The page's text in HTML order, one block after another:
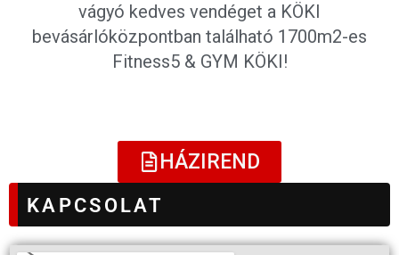
vágyó kedves vendéget a KÖKI
bevásárlóközpontban található 1700m2-es
Fitness5 & GYM KÖKI!
HÁZIREND
KAPCSOLAT